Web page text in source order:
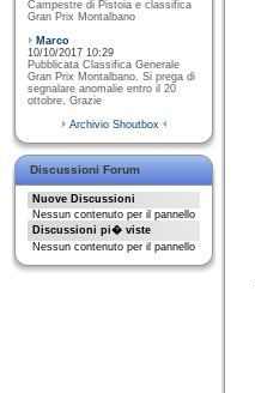
Campestre di Pistoia e classifica
Gran Prix Montalbano
Marco
10/10/2017 10:29
Pubblicata Classifica Generale
Gran Prix Montalbano. Si prega di
segnalare anomalie entro il 20
ottobre. Grazie
Archivio Shoutbox
Discussioni Forum
Nuove Discussioni
Nessun contenuto per il pannello
Discussioni pi� viste
Nessun contenuto per il pannello